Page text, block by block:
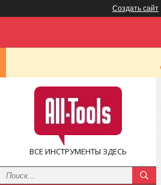
Создать сайт
ВСЕ ИНСТРУМЕНТЫ ЗДЕСЬ